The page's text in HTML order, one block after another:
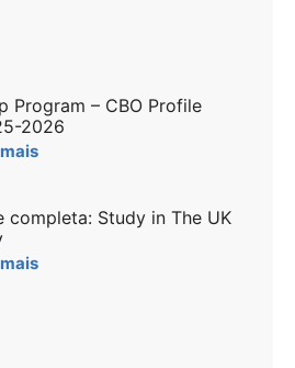
Program – CBO Profile
2026
completa: Study in The UK